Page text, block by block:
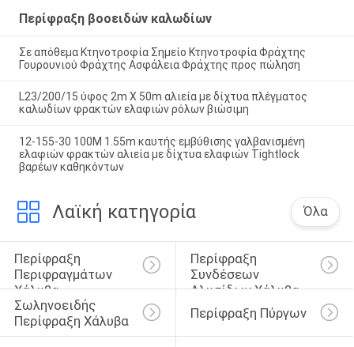
Περίφραξη βοοειδών καλωδίων
Σε απόθεμα Κτηνοτροφία Σημείο Κτηνοτροφία Φράχτης
Γουρουνιού Φράχτης Ασφάλεια Φράχτης προς πώληση
L23/200/15 ύφος 2m X 50m αλιεία με δίχτυα πλέγματος
καλωδίων φρακτών ελαφιών ρόλων βιώσιμη
12-155-30 100M 1.55m καυτής εμβύθισης γαλβανισμένη
ελαφιών φρακτών αλιεία με δίχτυα ελαφιών Tightlock
βαρέων καθηκόντων
Λαϊκή κατηγορία Όλα
Περίφραξη
Περιφραγμάτων
Χάλυβα
Περίφραξη
Συνδέσεων
Αλυσίδων Χάλυβα
Σωληνοειδής
Περίφραξη Χάλυβα
Περίφραξη Πύργων